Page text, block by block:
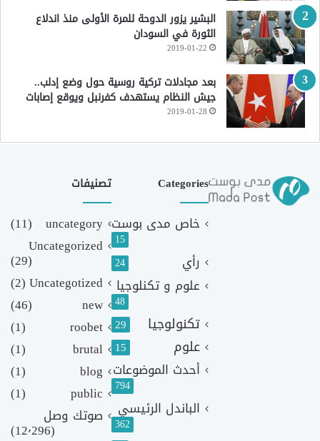
البشير يزور الدوحة للمرة الأولى منذ اندلاع
الثورة في السودان
2019-01-22
بعد مجادلات تركية روسية حول وضع إدلب..
جيش النظام يستهدف كفرنبل ويوقع إصابات
2019-01-28
Categories
خاص مدى بوست
15
رأي 24
علوم و تكنلوجيا
48
تكنولوجيا 29
علوم 15
أحدث الموضوعات
794
الباندل الرئيسي
362
تصنيفات
uncategory
(11)
Uncategorized
(29)
Uncategotized
(2)
new
(46)
roobet
(1)
brutal
(1)
blog
(1)
public
(1)
صوتك وصل
(12٬296)